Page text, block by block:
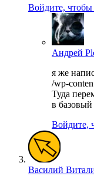
Войдите, чтобы
Андрей
я же
/wp-
Туда
в
Войдите,
Василий